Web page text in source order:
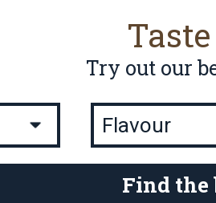
Try out our
Find the